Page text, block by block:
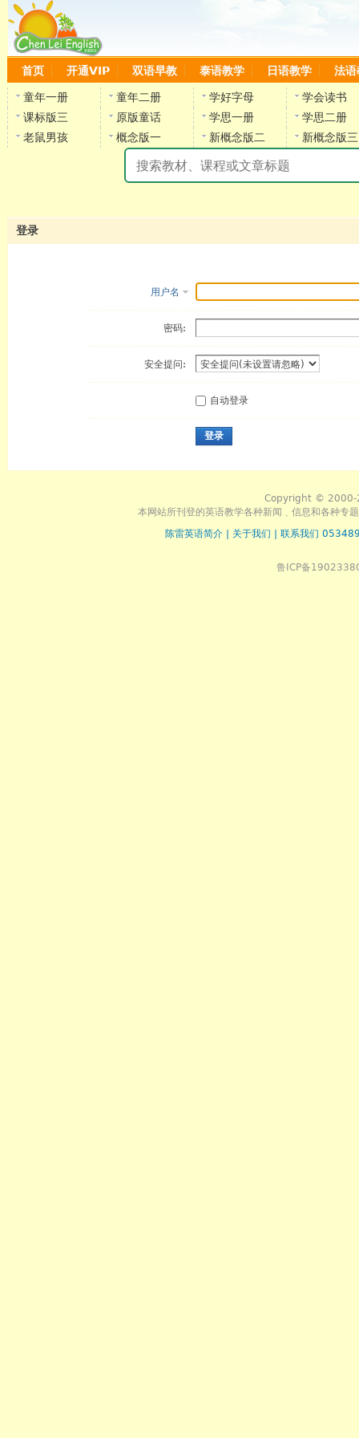
首页 开通VIP 双语早教 泰语教学 日语教学 法语
童年一册 童年二册 学好字母
学会读书
课标版三
原版童话 学思一册
学思二册
老鼠男孩
概念版一 新概念版二 新概念版三
登录
用户名
密码:
安全提问:
自动登录
登录
Copyright © 2000-
本网站所刊登的英语教学各种新闻﹑信息和各种专
陈雷英语简介
关于我们 联系我们
鲁ICP备